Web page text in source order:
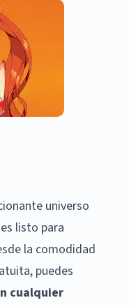
universo
listo para
la comodidad
puedes
cualquier